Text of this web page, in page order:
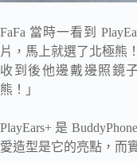
FaFa 當時一看到
片，馬上就選了北極熊！
收到後他邊戴邊照鏡
熊！」
PlayEars+ 是
愛造型是它的亮點，而